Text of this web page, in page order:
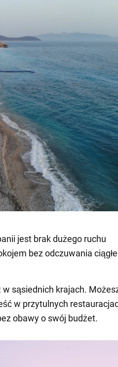
jest brak dużego ruchu
bez odczuwania
sąsiednich krajach.
w przytulnych
obawy o swój budżet.